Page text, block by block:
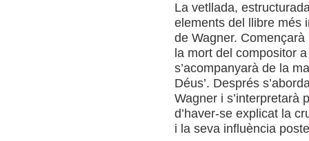
La vetllada,
elements del llibre més
de Wagner.
la mort del compositor
s’acompanyarà de la
Déus’. Després
Wagner i s’interpretarà
d’haver-se explicat la
i la seva influència